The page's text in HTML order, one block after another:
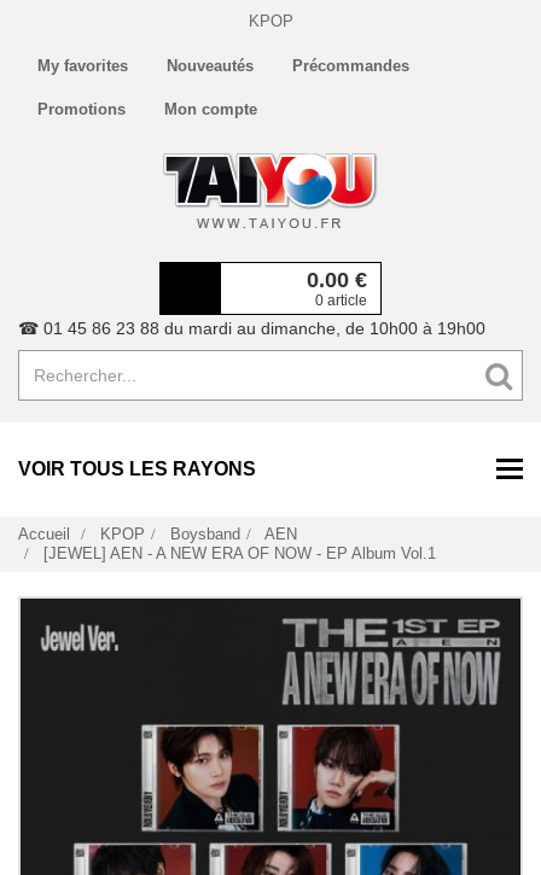
KPOP
My favorites Nouveautés Précommandes
Promotions Mon compte
0.00 €
0 article
☎ 01 45 86 23 88 du mardi au dimanche, de 10h00 à 19h00
VOIR TOUS LES RAYONS
Accueil KPOP Boysband
AEN
[JEWEL] AEN - A NEW ERA OF NOW - EP Album Vol.1